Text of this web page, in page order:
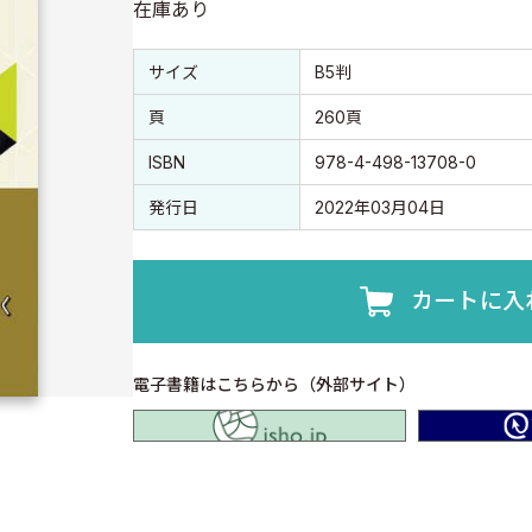
在庫あり
書誌情報
書誌情報
サイズ B5判
頁 260頁
ISBN 978-4-498-13708-0
発行日 2022年03月04日
カートに入
電子書籍はこちらから（外部サイト）